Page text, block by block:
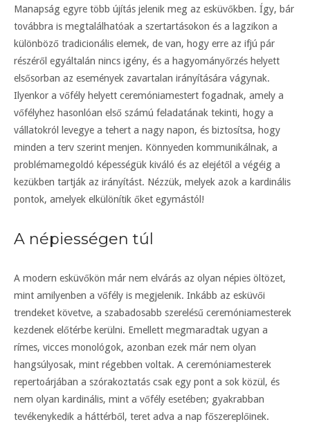
Manapság egyre több újítás jelenik meg az esküvőkben. Így, bár
továbbra is megtalálhatóak a szertartásokon és a lagzikon a
különböző tradicionális elemek, de van, hogy erre az ifjú pár
részéről egyáltalán nincs igény, és a hagyományőrzés helyett
elsősorban az események zavartalan irányítására vágynak.
Ilyenkor a vőfély helyett ceremóniamestert fogadnak, amely a
vőfélyhez hasonlóan első számú feladatának tekinti, hogy a
vállatokról levegye a tehert a nagy napon, és biztosítsa, hogy
minden a terv szerint menjen. Könnyeden kommunikálnak, a
problémamegoldó képességük kiváló és az elejétől a végéig a
kezükben tartják az irányítást. Nézzük, melyek azok a kardinális
pontok, amelyek elkülönítik őket egymástól!
A népiességen túl
A modern esküvőkön már nem elvárás az olyan népies öltözet,
mint amilyenben a vőfély is megjelenik. Inkább az esküvői
trendeket követve, a szabadosabb szerelésű ceremóniamesterek
kezdenek előtérbe kerülni. Emellett megmaradtak ugyan a
rímes, vicces monológok, azonban ezek már nem olyan
hangsúlyosak, mint régebben voltak. A ceremóniamesterek
repertoárjában a szórakoztatás csak egy pont a sok közül, és
nem olyan kardinális, mint a vőfély esetében; gyakrabban
tevékenykedik a háttérből, teret adva a nap főszereplőinek.